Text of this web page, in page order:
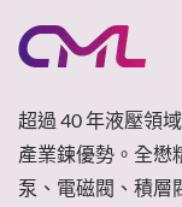
超過 40 年液壓領
產業鍊優勢。全懋
泵、電磁閥、積層